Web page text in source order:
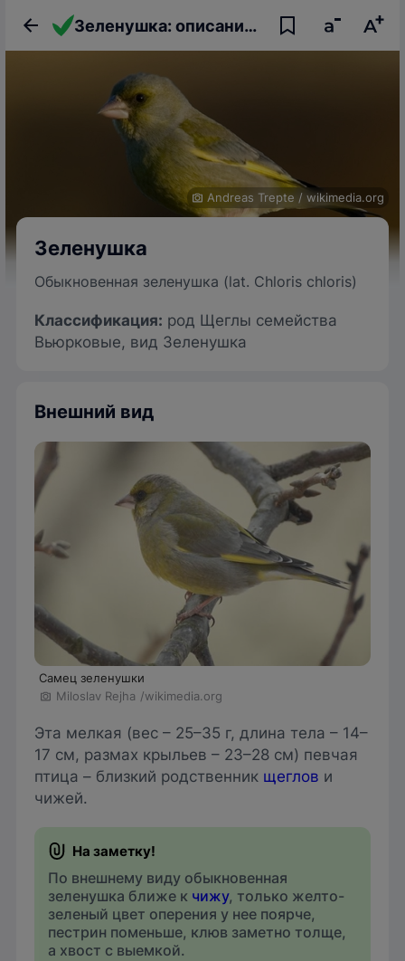
Зеленушка: описание птицы, фото, образ жизни и интересные факты
Andreas Trepte / wikimedia.org
Зеленушка
Обыкновенная зеленушка (lat. Chloris chloris)
Классификация: род Щеглы семейства
Вьюрковые, вид Зеленушка
Внешний вид
Самец зеленушки
Miloslav Rejha /wikimedia.org
Эта мелкая (вес – 25–35 г, длина тела – 14–
17 см, размах крыльев – 23–28 см) певчая
птица – близкий родственник щеглов и
чижей.
По внешнему виду обыкновенная
зеленушка ближе к чижу, только желто-
зеленый цвет оперения у нее поярче,
пестрин поменьше, клюв заметно толще,
а хвост с выемкой.